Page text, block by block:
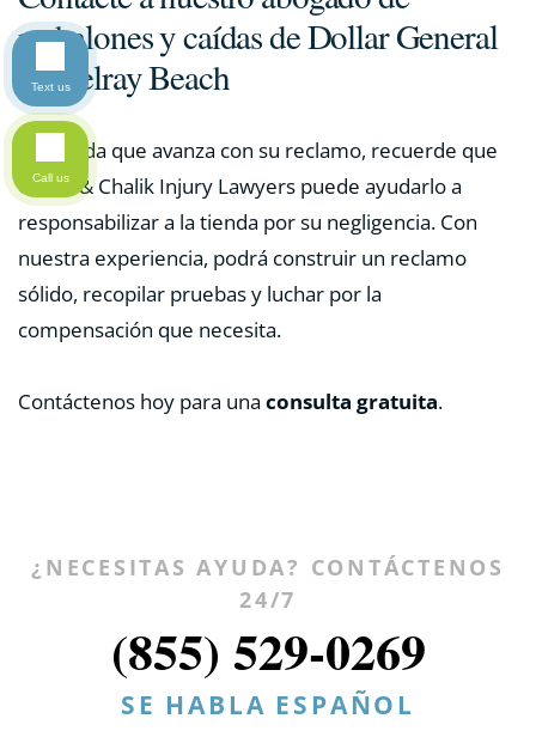
resbalones y caídas de Dollar General
en Delray Beach
A medida que avanza con su reclamo, recuerde que
Chalik & Chalik Injury Lawyers puede ayudarlo a
responsabilizar a la tienda por su negligencia. Con
nuestra experiencia, podrá construir un reclamo
sólido, recopilar pruebas y luchar por la
compensación que necesita.
Contáctenos hoy para una consulta gratuita.
¿NECESITAS AYUDA? CONTÁCTENOS
24/7
(855) 529-0269
SE HABLA ESPAÑOL
Text us
Call us